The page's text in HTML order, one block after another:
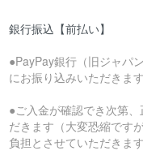
銀行振込【前払い】
●PayPay銀行（旧ジャパ
にお振り込みいただきます
●ご入金が確認でき次第
だきます（大変恐縮です
負担とさせていただきます